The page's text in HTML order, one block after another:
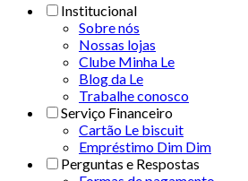
Institucional
Sobre nós
Nossas lojas
Clube Minha Le
Blog da Le
Trabalhe conosco
Serviço Financeiro
Cartão Le biscuit
Empréstimo Dim Dim
Perguntas e Respostas